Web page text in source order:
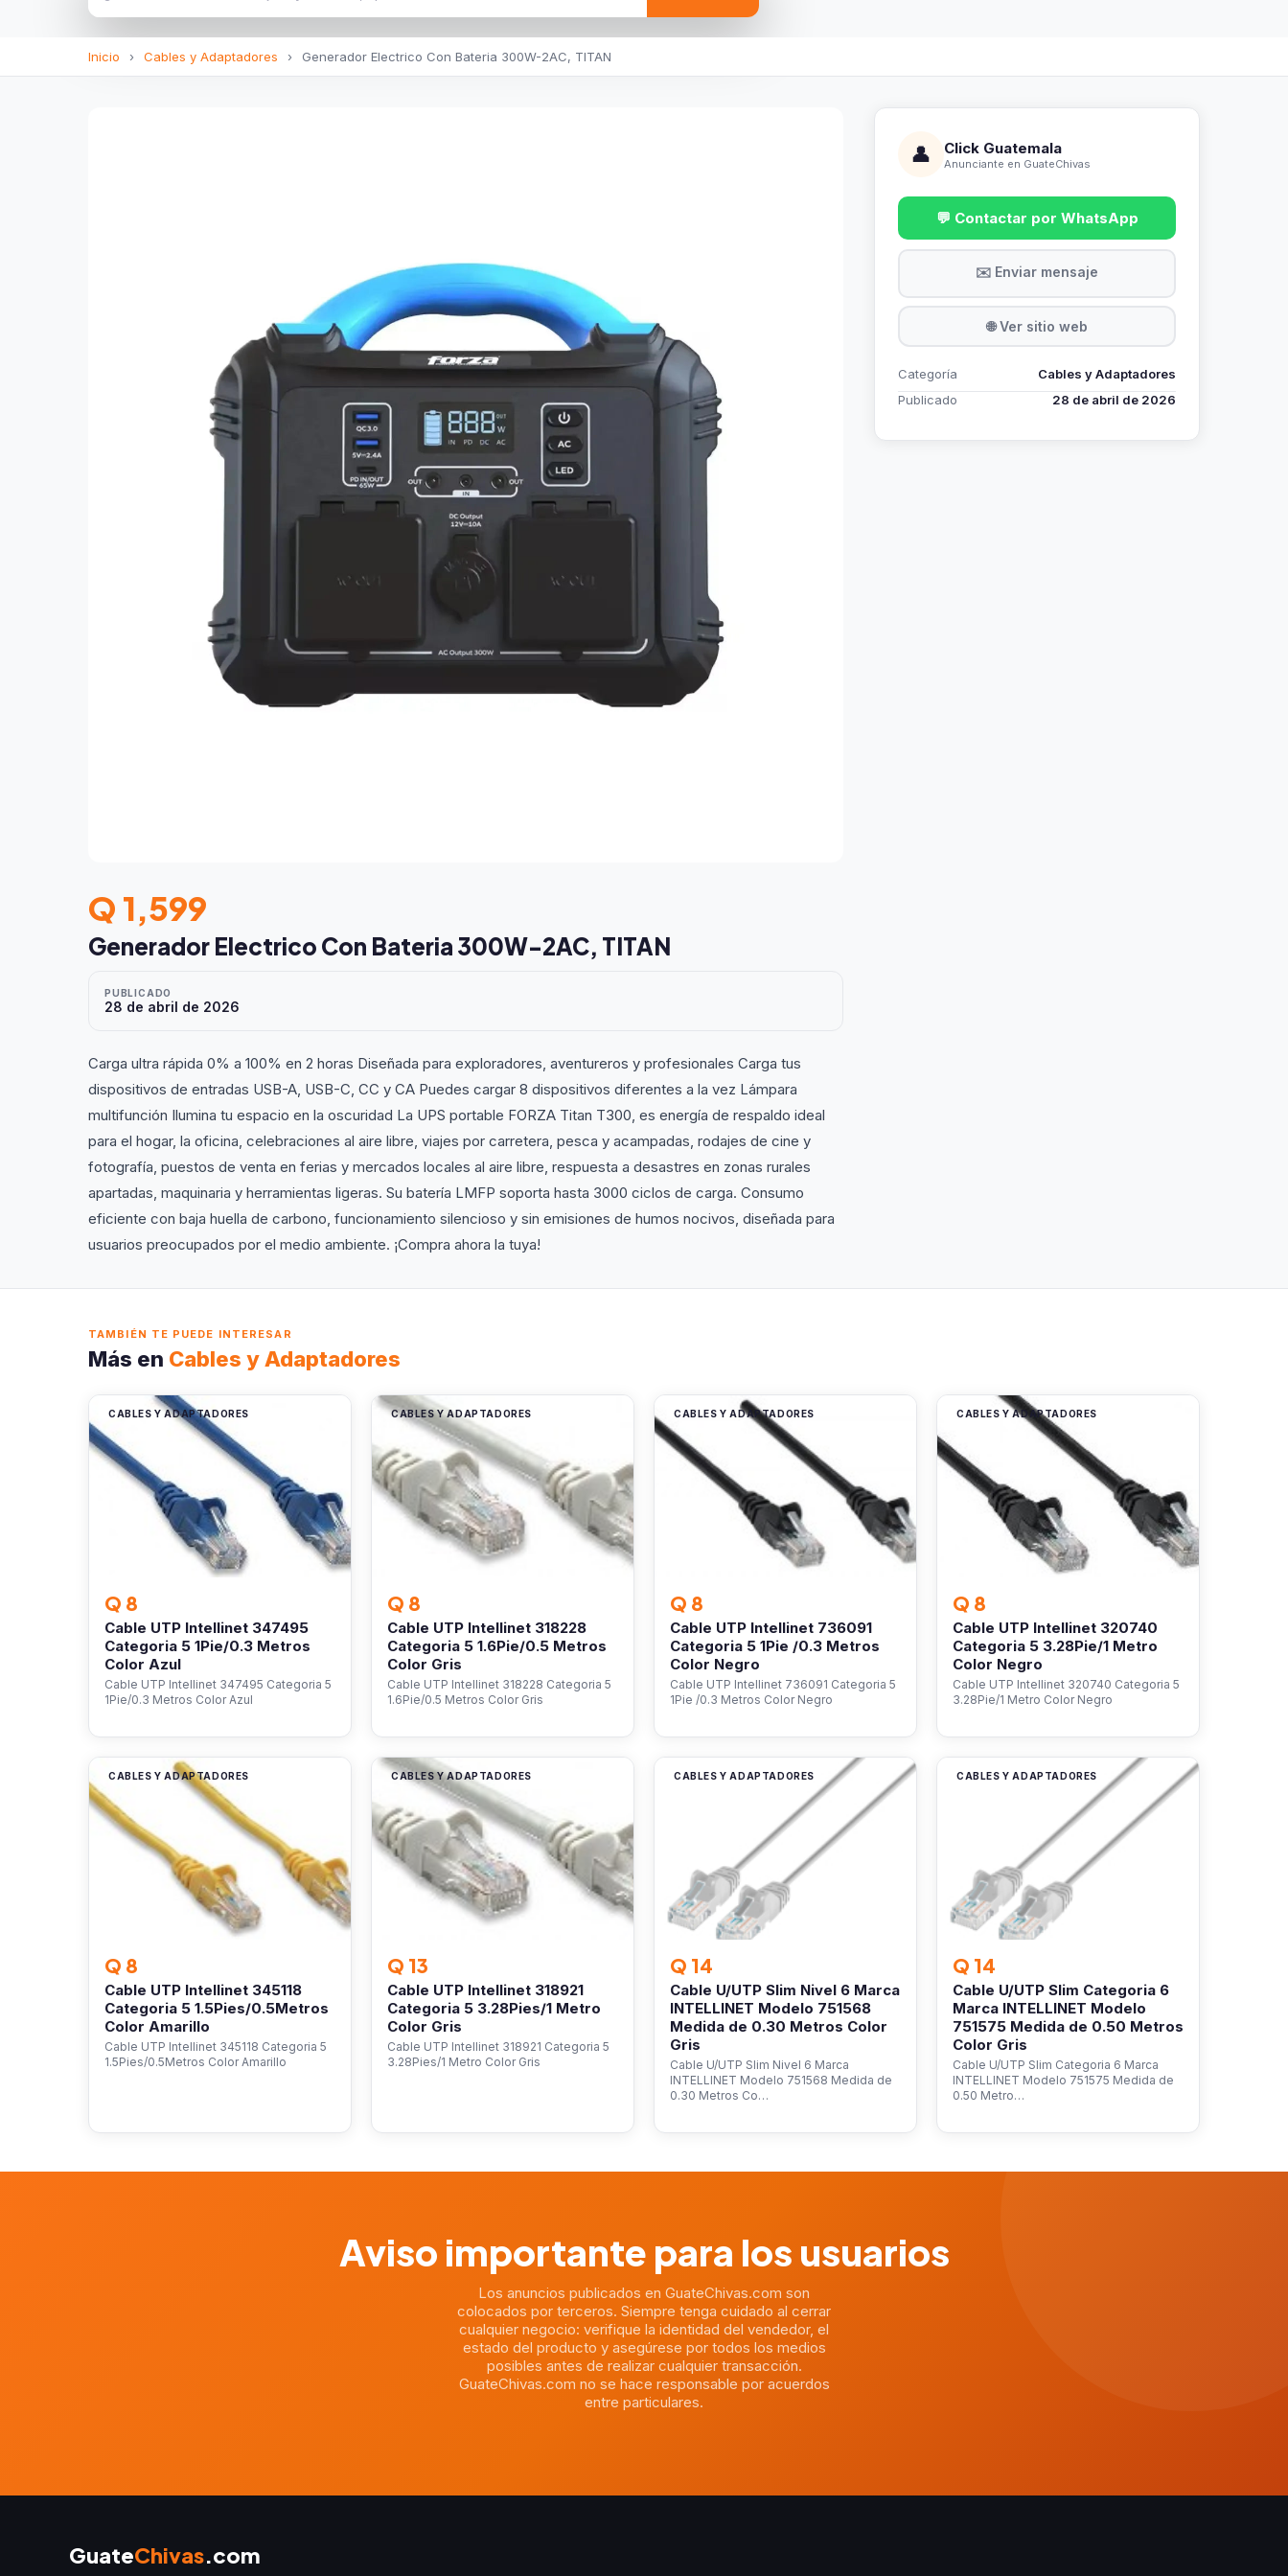
Inicio › Cables y Adaptadores › Generador Electrico Con Bateria 300W-2AC, TITAN
Q 1,599
Generador Electrico Con Bateria 300W-2AC, TITAN
PUBLICADO
28 de abril de 2026
Carga ultra rápida 0% a 100% en 2 horas Diseñada para exploradores, aventureros y profesionales Carga tus
dispositivos de entradas USB-A, USB-C, CC y CA Puedes cargar 8 dispositivos diferentes a la vez Lámpara
multifunción Ilumina tu espacio en la oscuridad La UPS portable FORZA Titan T300, es energía de respaldo ideal
para el hogar, la oficina, celebraciones al aire libre, viajes por carretera, pesca y acampadas, rodajes de cine y
fotografía, puestos de venta en ferias y mercados locales al aire libre, respuesta a desastres en zonas rurales
apartadas, maquinaria y herramientas ligeras. Su batería LMFP soporta hasta 3000 ciclos de carga. Consumo
eficiente con baja huella de carbono, funcionamiento silencioso y sin emisiones de humos nocivos, diseñada para
usuarios preocupados por el medio ambiente. ¡Compra ahora la tuya!
👤 Click Guatemala
Anunciante en GuateChivas
💬 Contactar por WhatsApp
✉️ Enviar mensaje
🌐 Ver sitio web
Categoría
Cables y Adaptadores
Publicado
28 de abril de 2026
TAMBIÉN TE PUEDE INTERESAR
Más en Cables y Adaptadores
CABLES Y ADAPTADORES
Q 8
Cable UTP Intellinet 347495
Categoria 5 1Pie/0.3 Metros
Color Azul
Cable UTP Intellinet 347495 Categoria 5
1Pie/0.3 Metros Color Azul
CABLES Y ADAPTADORES
Q 8
Cable UTP Intellinet 318228
Categoria 5 1.6Pie/0.5 Metros
Color Gris
Cable UTP Intellinet 318228 Categoria 5
1.6Pie/0.5 Metros Color Gris
CABLES Y ADAPTADORES
Q 8
Cable UTP Intellinet 736091
Categoria 5 1Pie /0.3 Metros
Color Negro
Cable UTP Intellinet 736091 Categoria 5
1Pie /0.3 Metros Color Negro
CABLES Y ADAPTADORES
Q 8
Cable UTP Intellinet 320740
Categoria 5 3.28Pie/1 Metro
Color Negro
Cable UTP Intellinet 320740 Categoria 5
3.28Pie/1 Metro Color Negro
CABLES Y ADAPTADORES
Q 8
Cable UTP Intellinet 345118
Categoria 5 1.5Pies/0.5Metros
Color Amarillo
Cable UTP Intellinet 345118 Categoria 5
1.5Pies/0.5Metros Color Amarillo
CABLES Y ADAPTADORES
Q 13
Cable UTP Intellinet 318921
Categoria 5 3.28Pies/1 Metro
Color Gris
Cable UTP Intellinet 318921 Categoria 5
3.28Pies/1 Metro Color Gris
CABLES Y ADAPTADORES
Q 14
Cable U/UTP Slim Nivel 6 Marca
INTELLINET Modelo 751568
Medida de 0.30 Metros Color
Gris
Cable U/UTP Slim Nivel 6 Marca
INTELLINET Modelo 751568 Medida de
0.30 Metros Co…
CABLES Y ADAPTADORES
Q 14
Cable U/UTP Slim Categoria 6
Marca INTELLINET Modelo
751575 Medida de 0.50 Metros
Color Gris
Cable U/UTP Slim Categoria 6 Marca
INTELLINET Modelo 751575 Medida de
0.50 Metro…
Aviso importante para los usuarios
Los anuncios publicados en GuateChivas.com son
colocados por terceros. Siempre tenga cuidado al cerrar
cualquier negocio: verifique la identidad del vendedor, el
estado del producto y asegúrese por todos los medios
posibles antes de realizar cualquier transacción.
GuateChivas.com no se hace responsable por acuerdos
entre particulares.
GuateChivas.com